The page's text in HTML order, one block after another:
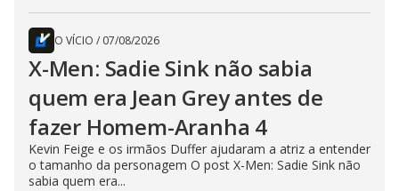
O VÍCIO / 07/08/2026
X-Men: Sadie Sink não sabia
quem era Jean Grey antes de
fazer Homem-Aranha 4
Kevin Feige e os irmãos Duffer ajudaram a atriz a entender
o tamanho da personagem O post X-Men: Sadie Sink não
sabia quem era...